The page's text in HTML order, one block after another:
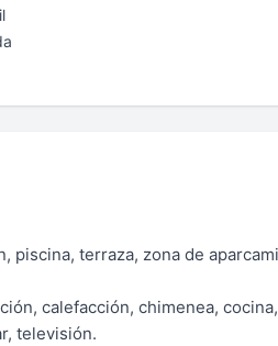
piscina, terraza, zona de
calefacción, chimenea,
televisión.